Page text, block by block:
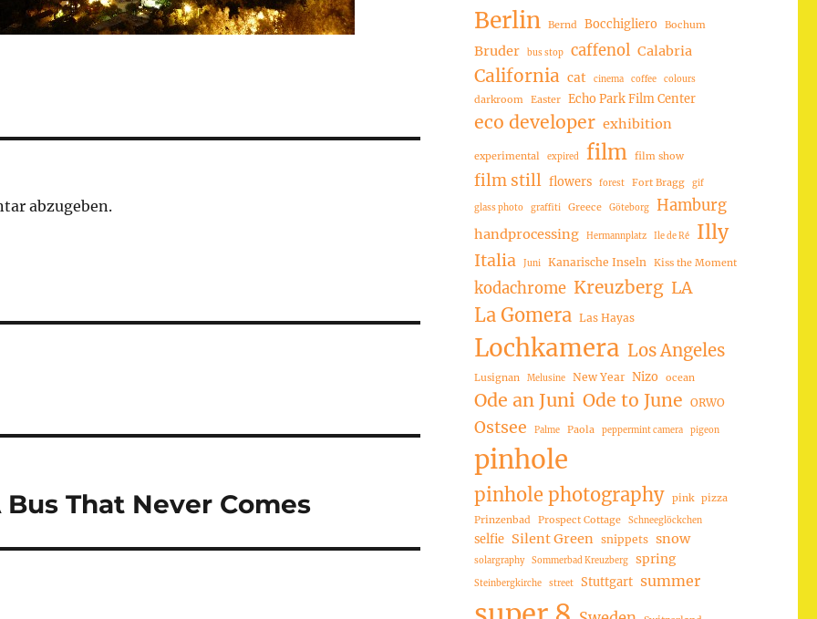
abzugeben.
That Never Comes
Berlin Bernd Bocchigliero Bochum
Bruder bus stop caffenol Calabria
California cat cinema coffee colours
darkroom Easter Echo Park Film Center
eco developer exhibition
experimental expired film film show
film still flowers forest Fort Bragg gif
glass photo graffiti Greece Göteborg Hamburg
handprocessing Hermannplatz Ile de Ré Illy
Italia Juni Kanarische Inseln Kiss the Moment
kodachrome Kreuzberg LA
La Gomera Las Hayas
Lochkamera Los Angeles
Lusignan Melusine New Year Nizo ocean
Ode an Juni Ode to June ORWO
Ostsee Palme Paola peppermint camera pigeon
pinhole
pinhole photography pink pizza
Prinzenbad
Prospect Cottage Schneeglöckchen
selfie Silent Green snippets snow
solargraphy Sommerbad Kreuzberg spring
Steinbergkirche street Stuttgart summer